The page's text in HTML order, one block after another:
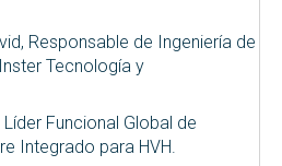
Responsable de Ingeniería de
Tecnología y
Funcional Global de
Integrado para HVH.